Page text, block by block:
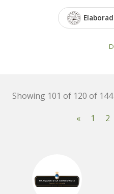
Showing 101 of 120 of 144
«
1 2